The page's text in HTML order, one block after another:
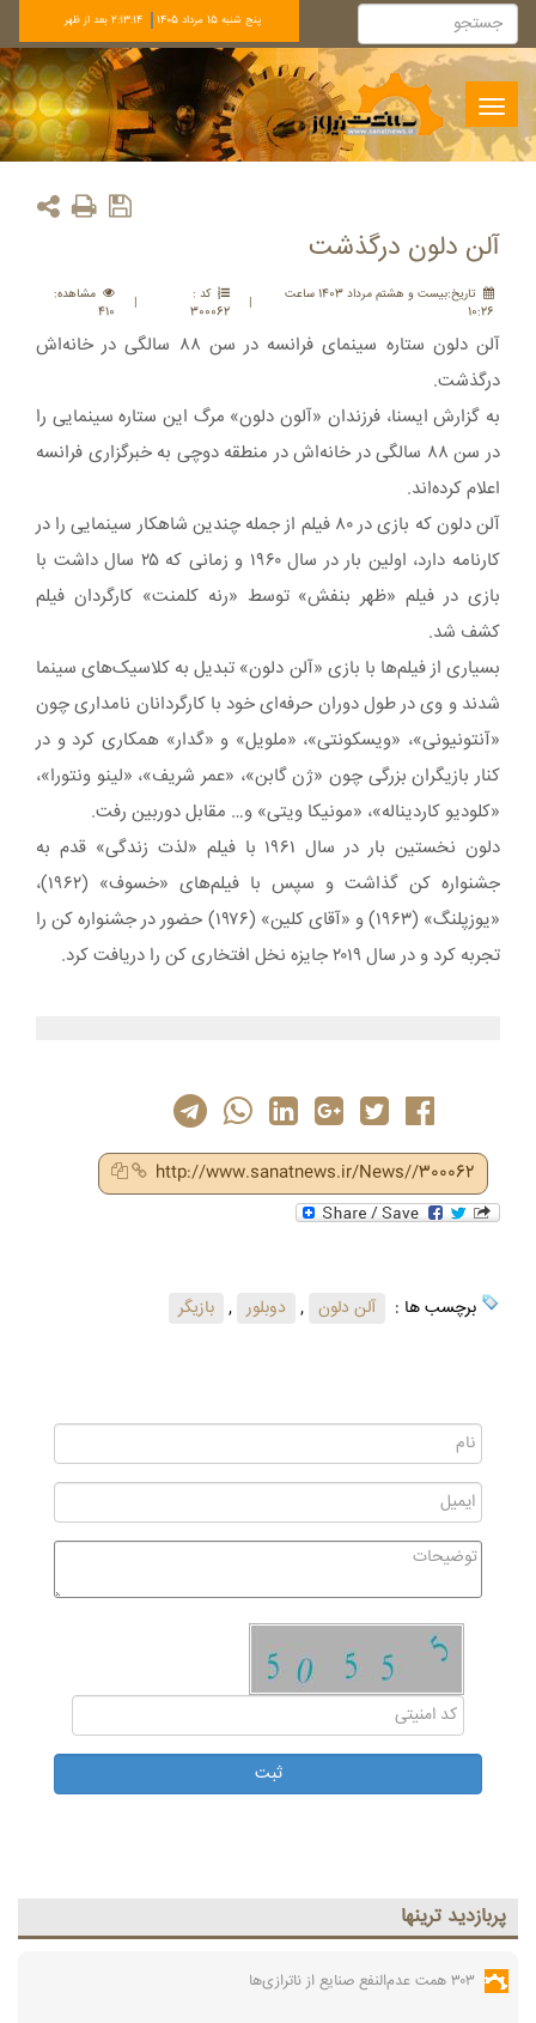
پنج شنبه 15 مرداد 1405 2:13:14 بعد از ظهر
Toggle
navigation
آلن دلون درگذشت
تاريخ:بيست و هشتم مرداد 1403 ساعت
10:26
|
کد :
300062
|
مشاهده:
410
آلن دلون ستاره سینمای فرانسه در سن ۸۸ سالگی در خانه‌اش
درگذشت.
به گزارش ایسنا، فرزندان «آلون دلون» مرگ این ستاره سینمایی را
در سن ۸۸ سالگی در خانه‌اش در منطقه دوچی به خبرگزاری فرانسه
اعلام کرده‌اند.
آلن دلون که بازی در ۸۰ فیلم از جمله چندین شاهکار سینمایی را در
کارنامه دارد، اولین بار در سال ۱۹۶۰ و زمانی که ۲۵ سال داشت با
بازی در فیلم «ظهر بنفش» توسط «رنه کلمنت» کارگردان فیلم
کشف شد.
بسیاری از فیلم‌ها با بازی «آلن دلون» تبدیل به کلاسیک‌های سینما
شدند و وی در طول دوران حرفه‌ای خود با کارگردانان نامداری چون
«آنتونیونی»، «ویسکونتی»، «ملویل» و «گدار» همکاری کرد و در
کنار بازیگران بزرگی چون «ژن گابن»، «عمر شریف»، «لینو ونتورا»،
«کلودیو کاردیناله»، «مونیکا ویتی» و… مقابل دوربین رفت.
دلون نخستین بار در سال ۱۹۶۱ با فیلم «لذت زندگی» قدم به
جشنواره کن گذاشت و سپس با فیلم‌های «خسوف» (۱۹۶۲)،
«یوزپلنگ» (۱۹۶۳) و «آقای کلین» (۱۹۷۶) حضور در جشنواره کن را
تجربه کرد و در سال ۲۰۱۹ جایزه نخل افتخاری کن را دریافت کرد.
http://www.sanatnews.ir/News//300062
برچسب ها : آلن دلون , دوبلور , بازیگر
پربازديد ترينها
۳۰۳ همت عدم‌النفع صنایع از ناترازی‌ها